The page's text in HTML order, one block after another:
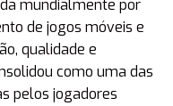
mundialmente por
de jogos móveis e
qualidade e
como uma das
pelos jogadores